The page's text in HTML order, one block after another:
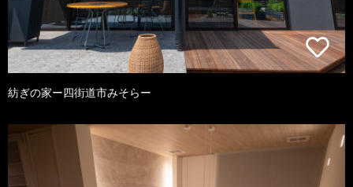
紡ぎの家ー四街道市みそらー